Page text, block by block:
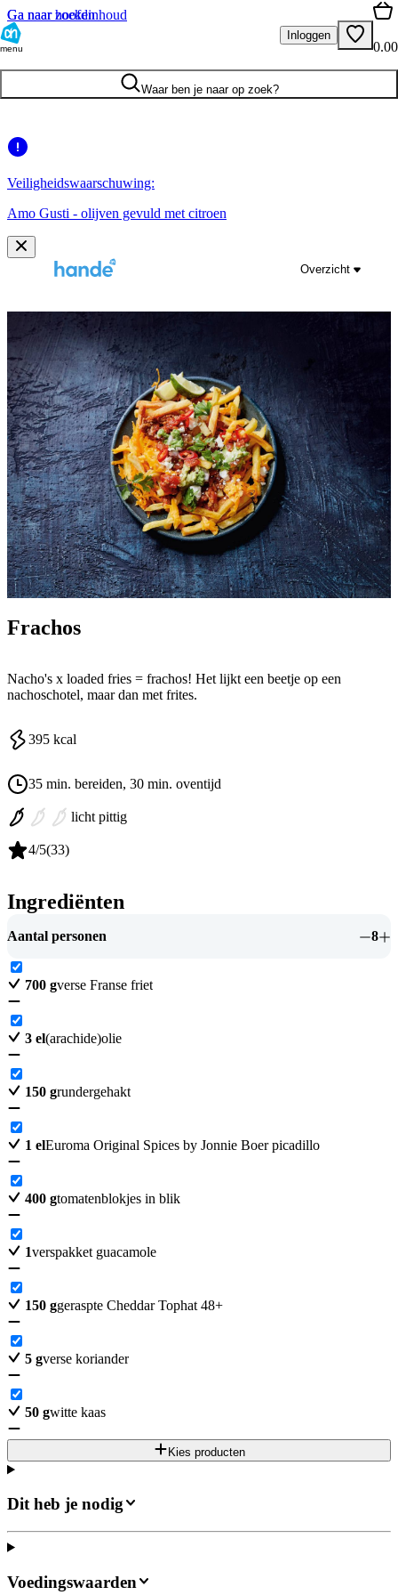
Ga naar hoofdinhoud
Ga naar zoeken
menu
Inloggen
0.00
Waar ben je naar op zoek?
Veiligheidswaarschuwing:
Amo Gusti - olijven gevuld met citroen
Overzicht
Frachos
Nacho's x loaded fries = frachos! Het lijkt een beetje op een
nachoschotel, maar dan met frites.
395 kcal
35 min. bereiden, 30 min. oventijd
licht pittig
4/5(33)
Ingrediënten
Aantal personen 8
700 gverse Franse friet
3 el(arachide)olie
150 grundergehakt
1 elEuroma Original Spices by Jonnie Boer picadillo
400 gtomatenblokjes in blik
1verspakket guacamole
150 ggeraspte Cheddar Tophat 48+
5 gverse koriander
50 gwitte kaas
Kies producten
Dit heb je nodig
Voedingswaarden